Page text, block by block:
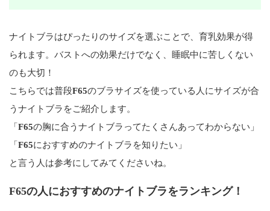
ナイトブラはぴったりのサイズを選ぶことで、育乳効果が得
られます。バストへの効果だけでなく、睡眠中に苦しくない
のも大切！
こちらでは普段F65のブラサイズを使っている人にサイズが合
うナイトブラをご紹介します。
「 F65の胸に合うナイトブラってたくさんあってわからない」
「 F65におすすめのナイトブラを知りたい」
と言う人は参考にしてみてくださいね。
F65の人におすすめのナイトブラをランキング！